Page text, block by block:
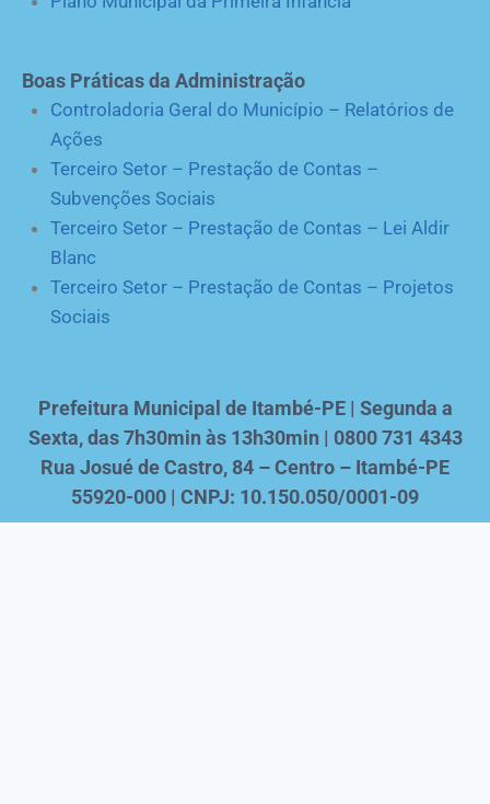
Boas Práticas da Administração
Controladoria Geral do Município – Relatórios de
Ações
Terceiro Setor – Prestação de Contas –
Subvenções Sociais
Terceiro Setor – Prestação de Contas – Lei Aldir
Blanc
Terceiro Setor – Prestação de Contas – Projetos
Sociais
Prefeitura Municipal de Itambé-PE | Segunda a
Sexta, das 7h30min às 13h30min | 0800 731 4343
Rua Josué de Castro, 84 – Centro – Itambé-PE
55920-000 | CNPJ: 10.150.050/0001-09